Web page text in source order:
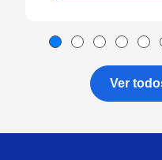
Ver